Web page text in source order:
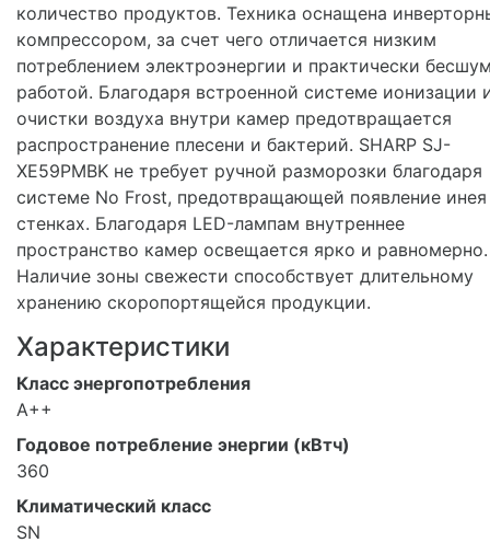
количество продуктов. Техника оснащена
компрессором, за счет чего отличается низким
потреблением электроэнергии и практически
работой. Благодаря встроенной системе ионизации
очистки воздуха внутри камер предотвращается
распространение плесени и бактерий. SHARP SJ-
XE59PMBK не требует ручной разморозки благодаря
системе No Frost, предотвращающей появление инея
стенках. Благодаря LED-лампам внутреннее
пространство камер освещается ярко и равномерно.
Наличие зоны свежести способствует длительному
хранению скоропортящейся продукции.
Характеристики
Класс энергопотребления
A++
Годовое потребление энергии (кВтч)
360
Климатический класс
SN